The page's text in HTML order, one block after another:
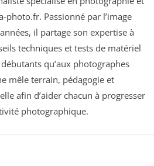
photo.fr. Passionné par l’image
il partage son expertise à
techniques et tests de matériel
qu’aux photographes
mêle terrain, pédagogie et
afin d’aider chacun à progresser
photographique.